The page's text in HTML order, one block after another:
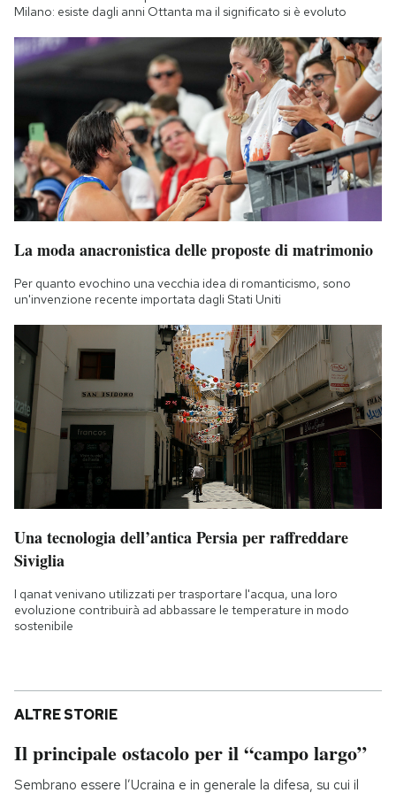
Milano: esiste dagli anni Ottanta ma il significato si è evoluto
La moda anacronistica delle proposte di matrimonio
Per quanto evochino una vecchia idea di romanticismo, sono
un'invenzione recente importata dagli Stati Uniti
Una tecnologia dell’antica Persia per raffreddare
Siviglia
I qanat venivano utilizzati per trasportare l'acqua, una loro
evoluzione contribuirà ad abbassare le temperature in modo
sostenibile
ALTRE STORIE
Il principale ostacolo per il “campo largo”
Sembrano essere l’Ucraina e in generale la difesa, su cui il